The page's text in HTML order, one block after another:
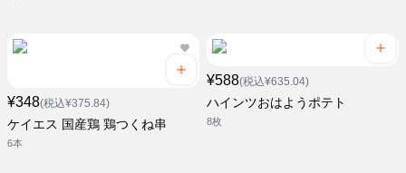
¥348(税込¥375.84)
ケイエス 国産鶏 鶏つくね串
6本
¥588(税込¥635.04)
ハインツおはようポテト
8枚